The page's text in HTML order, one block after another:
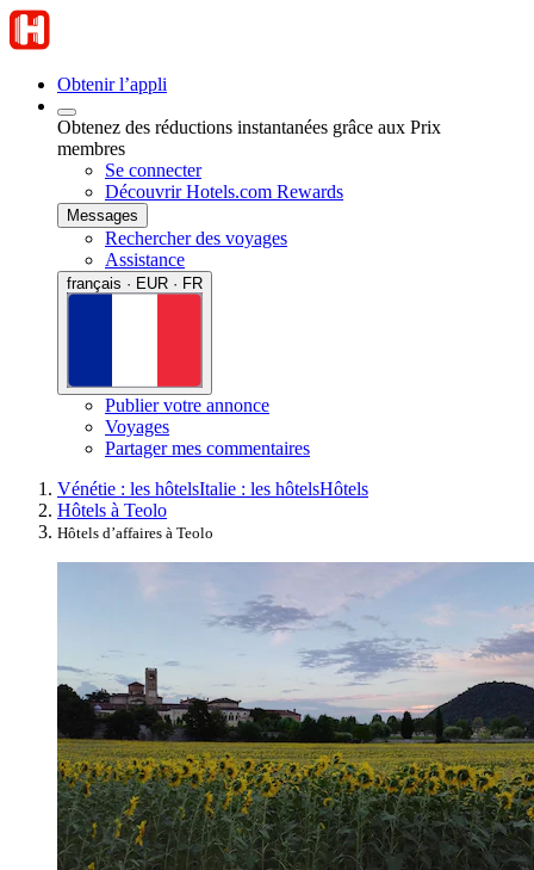
Obtenir l’appli
Obtenez des réductions instantanées grâce aux Prix
membres
Se connecter
Découvrir Hotels.com Rewards
Messages
Rechercher des voyages
Assistance
français · EUR · FR
Publier votre annonce
Voyages
Partager mes commentaires
Vénétie : les hôtelsItalie : les hôtelsHôtels
Hôtels à Teolo
Hôtels d’affaires à Teolo